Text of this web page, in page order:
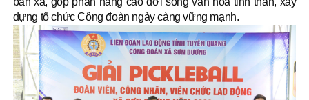
dựng tổ chức Công đoàn ngày càng vững mạnh.